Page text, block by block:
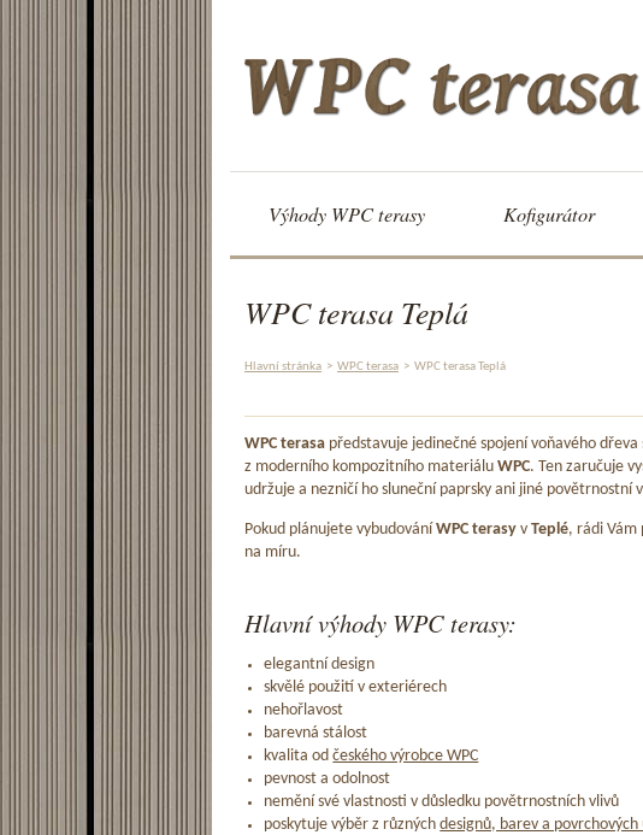
Výhody WPC terasy Kofigurátor
WPC terasa Teplá
Hlavní stránka > WPC terasa > WPC terasa Teplá
WPC terasa představuje jedinečné spojení voňavého dřeva
z moderního kompozitního materiálu WPC. Ten zaručuje
udržuje a nezničí ho sluneční paprsky ani jiné povětrnostní
Pokud plánujete vybudování WPC terasy v Teplé, rádi Vám
na míru.
Hlavní výhody WPC terasy:
elegantní design
skvělé použití v exteriérech
nehořlavost
barevná stálost
kvalita odčeského výrobce WPC
pevnost a odolnost
nemění své vlastnosti v důsledku povětrnostních vlivů
poskytuje výběr z různýchdesignů, barev a povrchových